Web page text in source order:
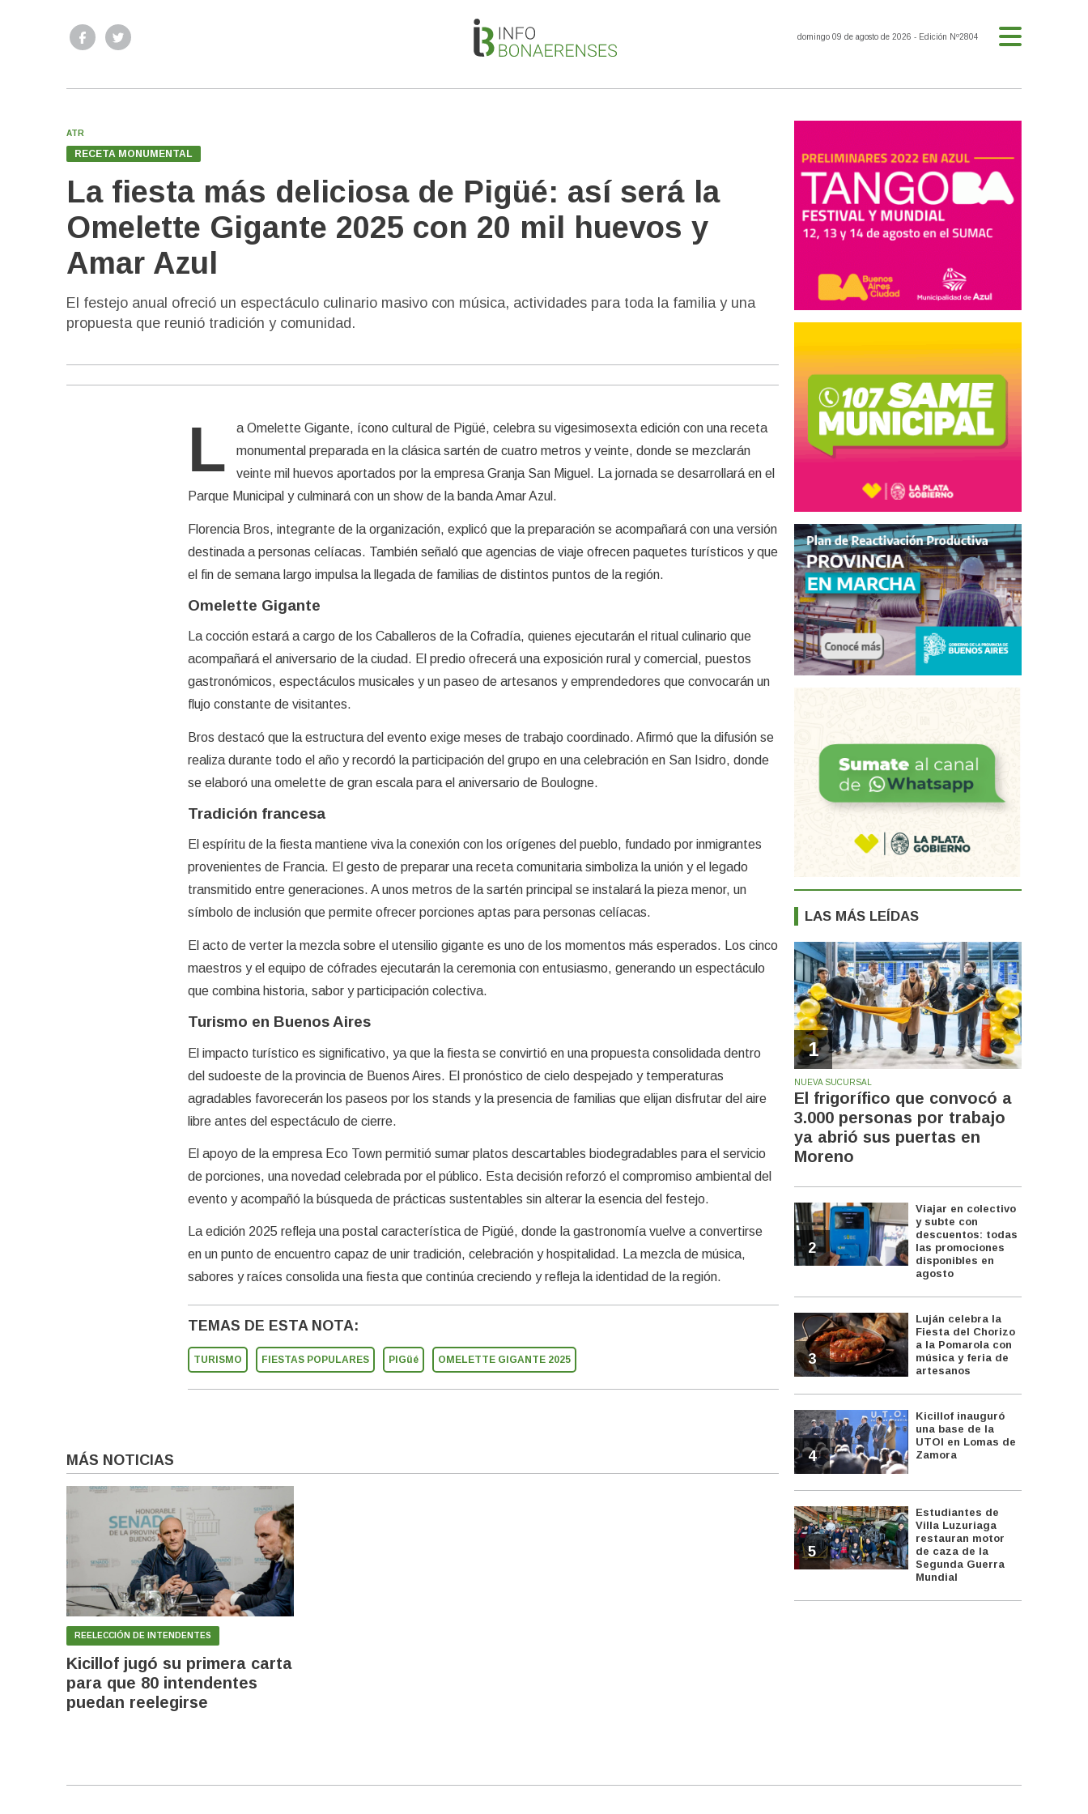
domingo 09 de agosto de 2026 - Edición Nº2804
ATR
RECETA MONUMENTAL
La fiesta más deliciosa de Pigüé: así será la
Omelette Gigante 2025 con 20 mil huevos y
Amar Azul
El festejo anual ofreció un espectáculo culinario masivo con música, actividades para toda la familia y una
propuesta que reunió tradición y comunidad.
L
a Omelette Gigante, ícono cultural de Pigüé, celebra su vigesimosexta edición con una receta
monumental preparada en la clásica sartén de cuatro metros y veinte, donde se mezclarán
veinte mil huevos aportados por la empresa Granja San Miguel. La jornada se desarrollará en el
Parque Municipal y culminará con un show de la banda Amar Azul.
Florencia Bros, integrante de la organización, explicó que la preparación se acompañará con una versión
destinada a personas celíacas. También señaló que agencias de viaje ofrecen paquetes turísticos y que
el fin de semana largo impulsa la llegada de familias de distintos puntos de la región.
Omelette Gigante
La cocción estará a cargo de los Caballeros de la Cofradía, quienes ejecutarán el ritual culinario que
acompañará el aniversario de la ciudad. El predio ofrecerá una exposición rural y comercial, puestos
gastronómicos, espectáculos musicales y un paseo de artesanos y emprendedores que convocarán un
flujo constante de visitantes.
Bros destacó que la estructura del evento exige meses de trabajo coordinado. Afirmó que la difusión se
realiza durante todo el año y recordó la participación del grupo en una celebración en San Isidro, donde
se elaboró una omelette de gran escala para el aniversario de Boulogne.
Tradición francesa
El espíritu de la fiesta mantiene viva la conexión con los orígenes del pueblo, fundado por inmigrantes
provenientes de Francia. El gesto de preparar una receta comunitaria simboliza la unión y el legado
transmitido entre generaciones. A unos metros de la sartén principal se instalará la pieza menor, un
símbolo de inclusión que permite ofrecer porciones aptas para personas celíacas.
El acto de verter la mezcla sobre el utensilio gigante es uno de los momentos más esperados. Los cinco
maestros y el equipo de cófrades ejecutarán la ceremonia con entusiasmo, generando un espectáculo
que combina historia, sabor y participación colectiva.
Turismo en Buenos Aires
El impacto turístico es significativo, ya que la fiesta se convirtió en una propuesta consolidada dentro
del sudoeste de la provincia de Buenos Aires. El pronóstico de cielo despejado y temperaturas
agradables favorecerán los paseos por los stands y la presencia de familias que elijan disfrutar del aire
libre antes del espectáculo de cierre.
El apoyo de la empresa Eco Town permitió sumar platos descartables biodegradables para el servicio
de porciones, una novedad celebrada por el público. Esta decisión reforzó el compromiso ambiental del
evento y acompañó la búsqueda de prácticas sustentables sin alterar la esencia del festejo.
La edición 2025 refleja una postal característica de Pigüé, donde la gastronomía vuelve a convertirse
en un punto de encuentro capaz de unir tradición, celebración y hospitalidad. La mezcla de música,
sabores y raíces consolida una fiesta que continúa creciendo y refleja la identidad de la región.
TEMAS DE ESTA NOTA:
TURISMO FIESTAS POPULARES PIGüé OMELETTE GIGANTE 2025
MÁS NOTICIAS
REELECCIÓN DE INTENDENTES
Kicillof jugó su primera carta
para que 80 intendentes
puedan reelegirse
LAS MÁS LEÍDAS
1
NUEVA SUCURSAL
El frigorífico que convocó a
3.000 personas por trabajo
ya abrió sus puertas en
Moreno
2
Viajar en colectivo
y subte con
descuentos: todas
las promociones
disponibles en
agosto
3
Luján celebra la
Fiesta del Chorizo
a la Pomarola con
música y feria de
artesanos
4
Kicillof inauguró
una base de la
UTOI en Lomas de
Zamora
5
Estudiantes de
Villa Luzuriaga
restauran motor
de caza de la
Segunda Guerra
Mundial